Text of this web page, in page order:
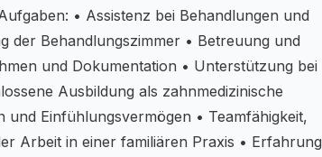
• Assistenz bei Behandlungen und
der Behandlungszimmer • Betreuung und
und Dokumentation • Unterstützung bei
Ausbildung als zahnmedizinische
Einfühlungsvermögen • Teamfähigkeit,
Arbeit in einer familiären Praxis • Erfahrung